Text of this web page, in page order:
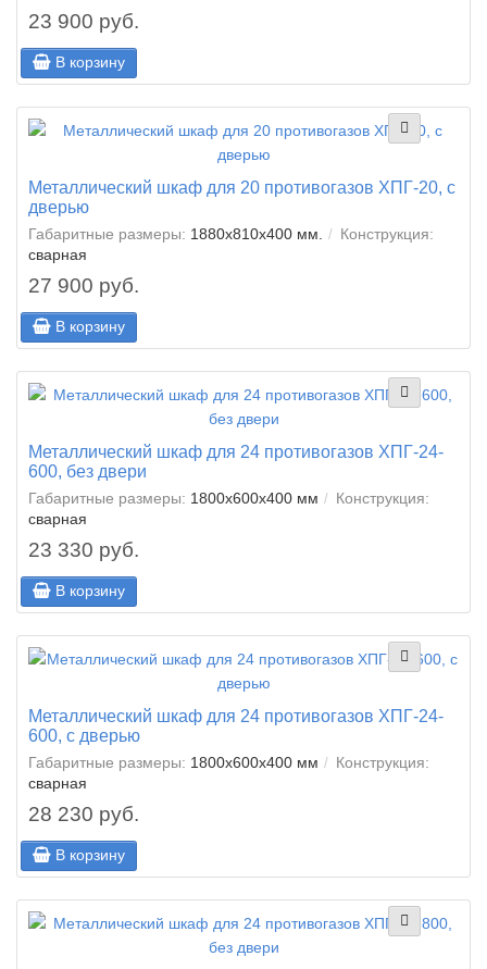
23 900 руб.
В корзину
Металлический шкаф для 20 противогазов ХПГ-20, с
дверью
Габаритные размеры: 1880x810x400 мм.
Конструкция:
сварная
27 900 руб.
В корзину
Металлический шкаф для 24 противогазов ХПГ-24-
600, без двери
Габаритные размеры: 1800x600x400 мм
Конструкция:
сварная
23 330 руб.
В корзину
Металлический шкаф для 24 противогазов ХПГ-24-
600, с дверью
Габаритные размеры: 1800x600x400 мм
Конструкция:
сварная
28 230 руб.
В корзину